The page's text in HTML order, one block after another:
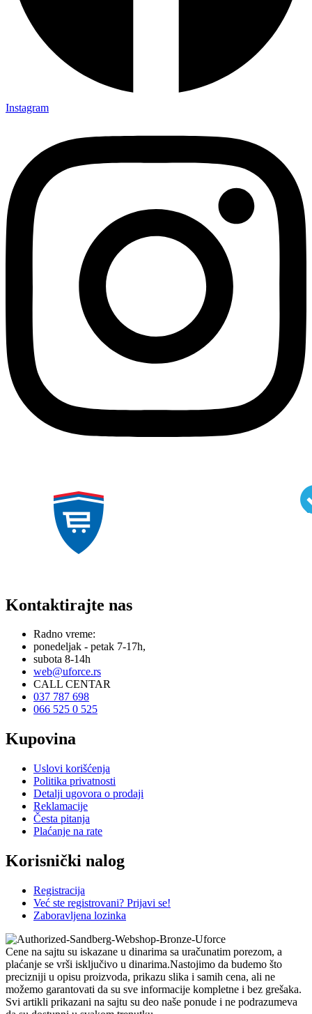
Instagram
Kontaktirajte nas
Radno vreme:
ponedeljak - petak 7-17h,
subota 8-14h
web@uforce.rs
CALL CENTAR
037 787 698
066 525 0 525
Kupovina
Uslovi korišćenja
Politika privatnosti
Detalji ugovora o prodaji
Reklamacije
Česta pitanja
Plaćanje na rate
Korisnički nalog
Registracija
Već ste registrovani? Prijavi se!
Zaboravljena lozinka
Cene na sajtu su iskazane u dinarima sa uračunatim porezom, a
plaćanje se vrši isključivo u dinarima.Nastojimo da budemo što
precizniji u opisu proizvoda, prikazu slika i samih cena, ali ne
možemo garantovati da su sve informacije kompletne i bez grešaka.
Svi artikli prikazani na sajtu su deo naše ponude i ne podrazumeva